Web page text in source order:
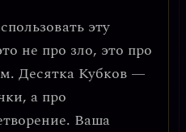
эту
не про зло, это про
. Десятка Кубков —
а про
. Ваша